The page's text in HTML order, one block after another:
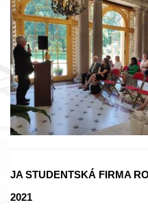
JA STUDENTSKÁ FIRMA
2021